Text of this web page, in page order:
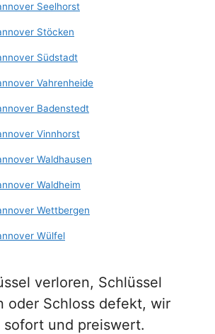
Seelhorst
Stöcken
Südstadt
Vahrenheide
Badenstedt
Vinnhorst
Waldhausen
Waldheim
Wettbergen
Wülfel
verloren, Schlüssel
oder Schloss defekt, wir
sofort und preiswert.